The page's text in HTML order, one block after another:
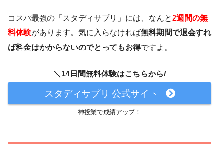
コスパ最強の「スタディサプリ」には、なんと2週間の無
料体験があります。気に入らなければ無料期間で退会すれ
ば料金はかからないのでとってもお得ですよ。
＼14日間無料体験はこちらから/
スタディサプリ 公式サイト
神授業で成績アップ！